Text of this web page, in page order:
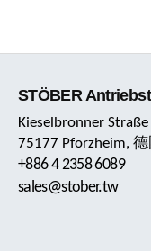
STÖBER
Kieselbronner Straße
75177 Pforzheim, 德
+886 4 2358 6089
sales@stober.tw